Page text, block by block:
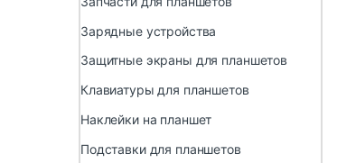
Зарядные устройства
Защитные экраны для планшетов
Клавиатуры для планшетов
Наклейки на планшет
Подставки для планшетов